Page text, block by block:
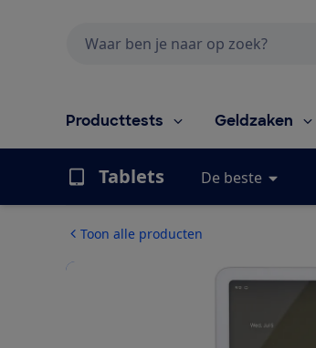
Producttests Geldzaken
Tablets De beste
Toon alle producten